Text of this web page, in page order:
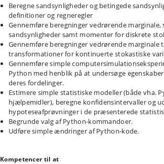
Beregne sandsynligheder og betingede
definitioner og regneregler
Gennemføre beregninger vedrørende
sandsynligheder samt momenter for diskrete
Gennemføre beregninger vedrørende marginale
transformationer for kontinuerte stokastiske
Gennemføre simple
Python med henblik på at undersøge
deres fordelinger.
Estimere simple statistiske modeller (både vha.
hjælpemidler), beregne konfidensintervaller og
hypoteseafprøvninger i de præsenterede
Begrunde valg af Python-kommandoer.
Udføre simple ændringer af Python-kode.
Kompetencer til at